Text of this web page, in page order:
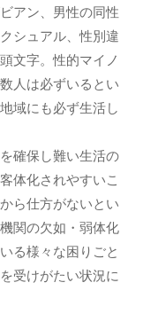
アン、男性の同性
シュアル、性別違
文字。性的マイノ
人は必ずいるとい
域にも必ず生活し
確保し難い生活の
体化されやすいこ
ら仕方がないとい
関の欠如・弱体化
る様々な困りごと
受けがたい状況に